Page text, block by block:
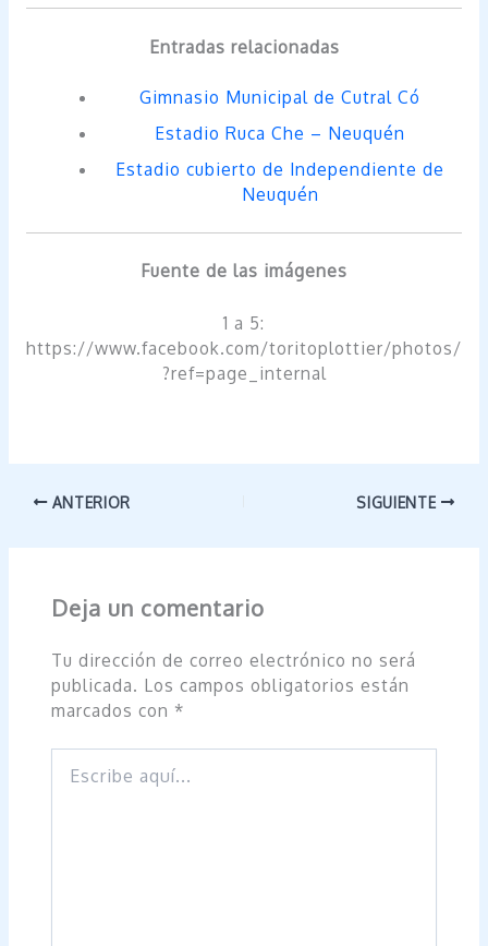
Entradas relacionadas
Gimnasio Municipal de Cutral Có
Estadio Ruca Che – Neuquén
Estadio cubierto de Independiente de
Neuquén
Fuente de las imágenes
1 a 5:
https://www.facebook.com/toritoplottier/photos/
?ref=page_internal
ANTERIOR SIGUIENTE
Deja un comentario
Tu dirección de correo electrónico no será
publicada. Los campos obligatorios están
marcados con *
aquí...